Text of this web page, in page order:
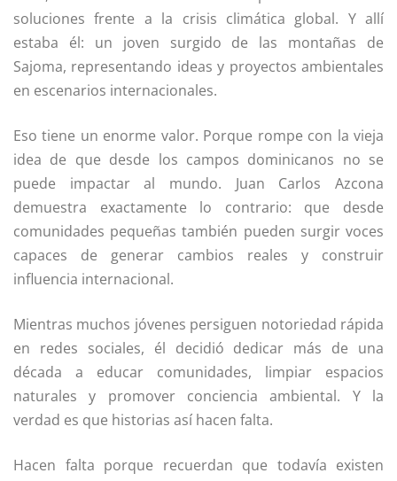
soluciones frente a la crisis climática global. Y allí
estaba él: un joven surgido de las montañas de
Sajoma, representando ideas y proyectos ambientales
en escenarios internacionales.
Eso tiene un enorme valor. Porque rompe con la vieja
idea de que desde los campos dominicanos no se
puede impactar al mundo. Juan Carlos Azcona
demuestra exactamente lo contrario: que desde
comunidades pequeñas también pueden surgir voces
capaces de generar cambios reales y construir
influencia internacional.
Mientras muchos jóvenes persiguen notoriedad rápida
en redes sociales, él decidió dedicar más de una
década a educar comunidades, limpiar espacios
naturales y promover conciencia ambiental. Y la
verdad es que historias así hacen falta.
Hacen falta porque recuerdan que todavía existen